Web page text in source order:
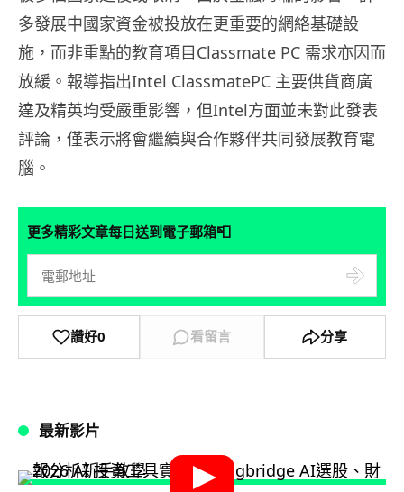
多發展中國家資金被投放在更重要的網絡基礎設
施，而非重點的教育項目Classmate PC 需求亦因而
放緩。報導指出Intel ClassmatePC 主要供貨商廣
達及精英均受嚴重影響，但Intel方面並未對此發表
評論，僅表示將會繼續與合作夥伴共同發展教育電
腦。
更多精彩文章每日送到電子郵箱📮
讚好0 看留言 分享
最新影片